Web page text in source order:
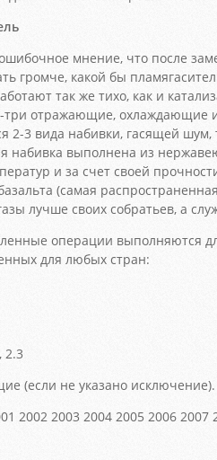
мнение, что после
громче, какой бы
так же тихо, как и
три отражающие, охлаждающие
2-3 вида набивки, гасящей
набивка выполнена из
и за счет своей
(самая
лучше своих собратьев, а
операции выполняются
для любых стран:
2.3
(если не указано исключение).
2002 2003 2004 2005 2006 2007